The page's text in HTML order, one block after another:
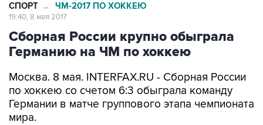
СПОРТ → ЧМ-2017 ПО ХОККЕЮ
19:40, 8 мая 2017
Сборная России крупно обыграла
Германию на ЧМ по хоккею
Москва. 8 мая. INTERFAX.RU - Сборная России
по хоккею со счетом 6:3 обыграла команду
Германии в матче группового этапа чемпионата
мира.